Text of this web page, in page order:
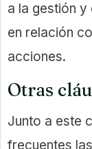
a la gestión
en relación
acciones.
Otras
Junto a este
frecuentes